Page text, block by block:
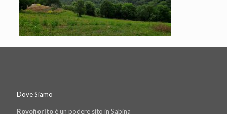
Dove Siamo
Rovofiorito è un podere sito in Sabina